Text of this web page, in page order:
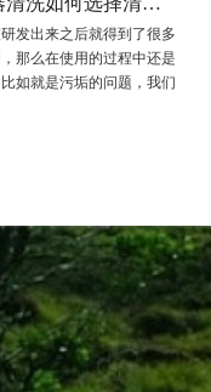
发出来之后就得到了很多
那么在使用的过程中还是
如就是污垢的问题，我们